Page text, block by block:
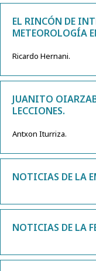
EL RINCÓN DE
METEOROLOGÍA
Ricardo Hernani.
JUANITO
LECCIONES.
Antxon Iturriza.
NOTICIAS DE LA
NOTICIAS DE LA